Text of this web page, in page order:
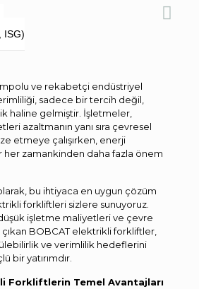
ISG)
ve rekabetçi endüstriyel
sadece bir tercih değil,
haline gelmiştir. İşletmeler,
azaltmanın yanı sıra çevresel
etmeye çalışırken, enerji
her zamankinden daha fazla önem
bu ihtiyaca en uygun çözüm
forkliftleri sizlere sunuyoruz.
işletme maliyetleri ve çevre
çıkan BOBCAT elektrikli forkliftler,
ve verimlilik hedeflerini
bir yatırımdır.
Forkliftlerin Temel Avantajları